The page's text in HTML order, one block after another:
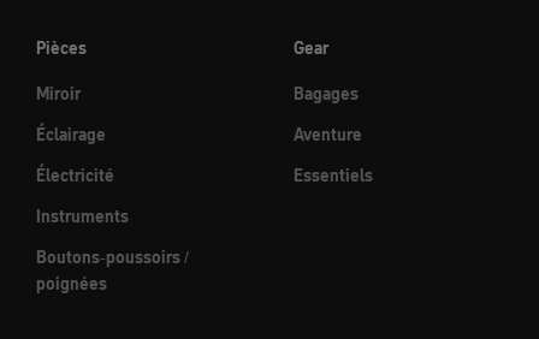
Pièces
Miroir
Éclairage
Électricité
Instruments
Boutons-poussoirs /
poignées
Gear
Bagages
Aventure
Essentiels